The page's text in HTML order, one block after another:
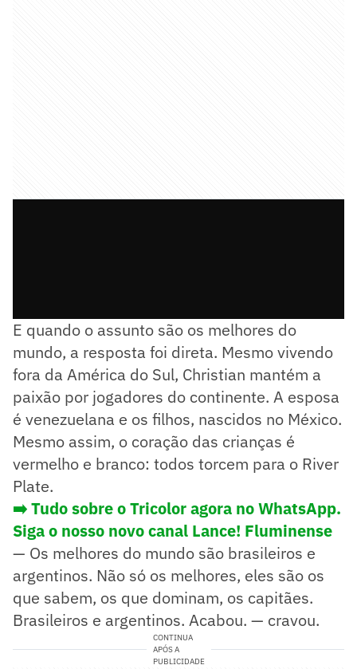
E quando o assunto são os melhores do
mundo, a resposta foi direta. Mesmo vivendo
fora da América do Sul, Christian mantém a
paixão por jogadores do continente. A esposa
é venezuelana e os filhos, nascidos no México.
Mesmo assim, o coração das crianças é
vermelho e branco: todos torcem para o River
Plate.
➡️ Tudo sobre o Tricolor agora no WhatsApp.
Siga o nosso novo canal Lance! Fluminense
— Os melhores do mundo são brasileiros e
argentinos. Não só os melhores, eles são os
que sabem, os que dominam, os capitães.
Brasileiros e argentinos. Acabou. — cravou.
CONTINUA
APÓS A
PUBLICIDADE